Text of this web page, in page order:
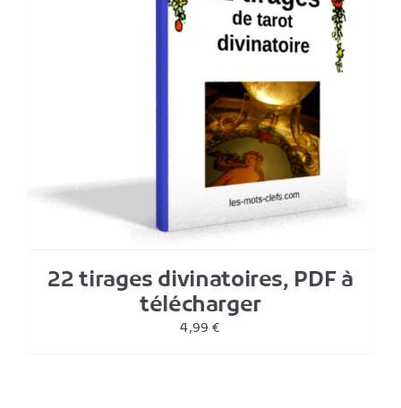
22 tirages divinatoires, PDF à
télécharger
4,99€